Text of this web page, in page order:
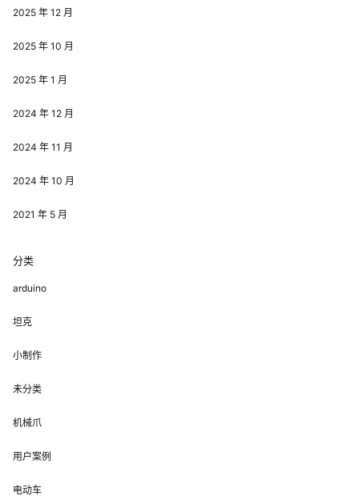
2025 年 12 月
2025 年 10 月
2025 年 1 月
2024 年 12 月
2024 年 11 月
2024 年 10 月
2021 年 5 月
分类
arduino
坦克
小制作
未分类
机械爪
用户案例
电动车